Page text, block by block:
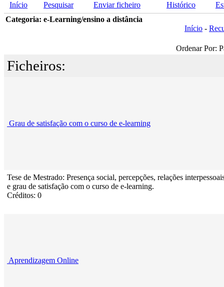
Início Pesquisar Enviar ficheiro Histórico
Categoria: e-Learning/ensino a distância
Início -
Ordenar Por:
Ficheiros:
Grau de satisfação com o curso de e-learning
Tese de Mestrado: Presença social, percepções, relações
e grau de satisfação com o curso de e-learning.
Créditos: 0
Aprendizagem Online